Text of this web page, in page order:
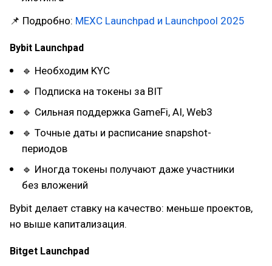
📌 Подробно: MEXC Launchpad и Launchpool 2025
Bybit Launchpad
🔹 Необходим KYC
🔹 Подписка на токены за BIT
🔹 Сильная поддержка GameFi, AI, Web3
🔹 Точные даты и расписание snapshot-
периодов
🔹 Иногда токены получают даже участники
без вложений
Bybit делает ставку на качество: меньше проектов,
но выше капитализация.
Bitget Launchpad